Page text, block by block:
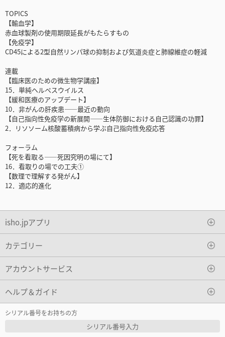
TOPICS
【輸血学】
赤血球製剤の使用期限延長がもたらすもの
【免疫学】
CD45による2型自然リンパ球の抑制および気道炎症と肺線維症の軽減
連載
【臨床医のための微生物学講座】
15．単純ヘルペスウイルス
【緩和医療のアップデート】
10．非がんの肝疾患――最近の動向
【自己指向性免疫学の新展開――生体防御における自己認識の功罪】
2．リソソーム核酸蓄積病から学ぶ自己指向性免疫応答
フォーラム
【死を看取る――死因究明の場にて】
16．看取りの場での工夫①
【数理で理解する発がん】
12．適応的進化
isho.jpアプリ
カテゴリー
アカウントサービス
ヘルプ＆ガイド
シリアル番号をお持ちの方
シリアル番号入力